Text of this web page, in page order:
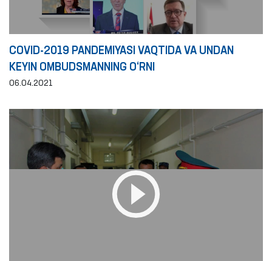
COVID-2019 PANDEMIYASI VAQTIDA VA UNDAN
KEYIN OMBUDSMANNING O‘RNI
06.04.2021